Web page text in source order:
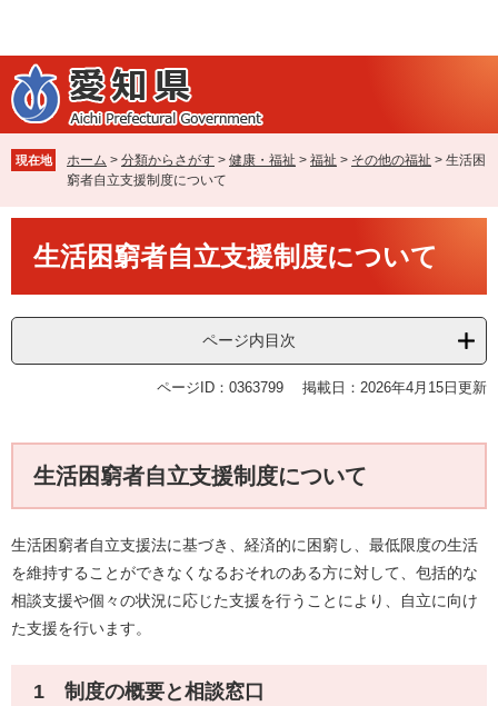
ジ
の
先
で
す
ュ
ー
を
ば
し
本
現在地 ホーム > 分類からさがす > 健康・福祉 > 福祉 > その他の福祉 > 生活困
窮者自立支援制度について
生活困窮者自立支援制度について
ページ内目次
ページID：0363799 掲載日：2026年4月15日更新
生活困窮者自立支援制度について
生活困窮者自立支援法に基づき、経済的に困窮し、最低限度の生活
を維持することができなくなるおそれのある方に対して、包括的な
相談支援や個々の状況に応じた支援を行うことにより、自立に向け
た支援を行います。
1 制度の概要と相談窓口